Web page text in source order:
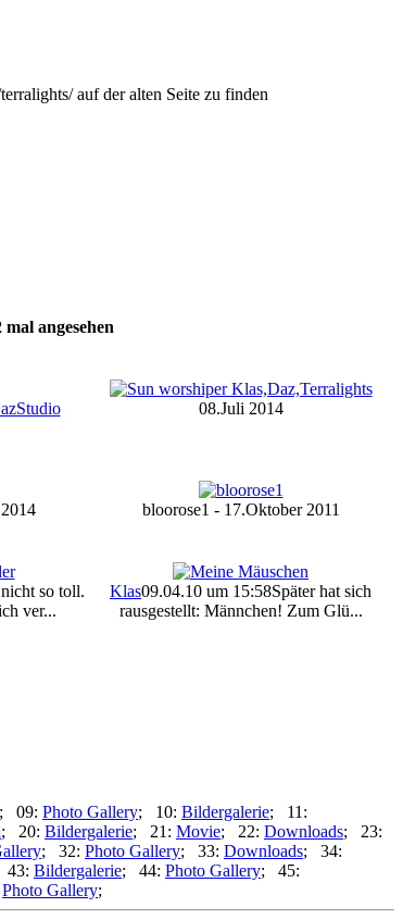
auf der alten Seite zu finden
mal angesehen
08.Juli 2014
bloorose1 - 17.Oktober 2011
so toll.
ver...
Klas09.04.10 um 15:58Später hat sich
rausgestellt: Männchen! Zum Glü...
; 09: Photo Gallery; 10: Bildergalerie; 11:
; 20: Bildergalerie; 21: Movie; 22: Downloads; 23:
; 32: Photo Gallery; 33: Downloads; 34:
Bildergalerie; 44: Photo Gallery; 45:
Photo Gallery;